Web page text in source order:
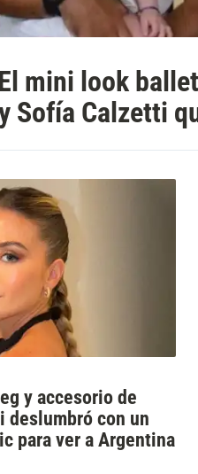
mini look
Sofía Calzetti
y accesorio de
deslumbró con un
para ver a Argentina